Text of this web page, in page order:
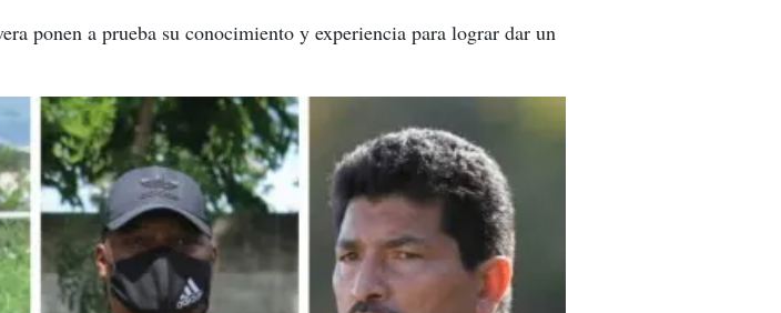
ponen a prueba su conocimiento y experiencia para lograr dar un